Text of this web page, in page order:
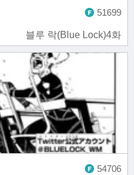
블루 락(Blue Lock)4화
51699
54706